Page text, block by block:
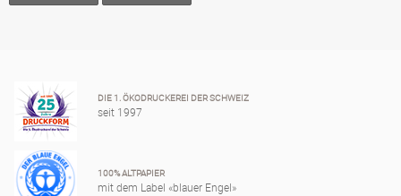
DIE 1. ÖKODRUCKEREI DER SCHWEIZ
seit 1997
100% ALTPAPIER
mit dem Label «blauer Engel»